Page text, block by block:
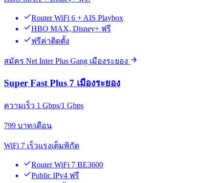
Router WiFi 6 + AIS Playbox
HBO MAX, Disney+ ฟรี
ฟรีค่าติดตั้ง
สมัคร Net Inter Plus Gang เมืองระยอง
Super Fast Plus 7 เมืองระยอง
ความเร็ว 1 Gbps/1 Gbps
799 บาท/เดือน
WiFi 7 เร็วแรงเต็มพิกัด
Router WiFi 7 BE3600
Public IPv4 ฟรี